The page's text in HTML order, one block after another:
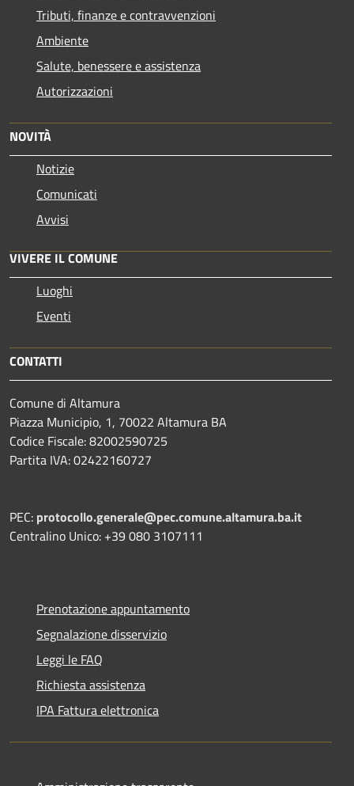
Tributi, finanze e contravvenzioni
Ambiente
Salute, benessere e assistenza
Autorizzazioni
NOVITÀ
Notizie
Comunicati
Avvisi
VIVERE IL COMUNE
Luoghi
Eventi
CONTATTI
Comune di Altamura
Piazza Municipio, 1, 70022 Altamura BA
Codice Fiscale: 82002590725
Partita IVA: 02422160727
PEC: protocollo.generale@pec.comune.altamura.ba.it
Centralino Unico: +39 080 3107111
Prenotazione appuntamento
Segnalazione disservizio
Leggi le FAQ
Richiesta assistenza
IPA Fattura elettronica